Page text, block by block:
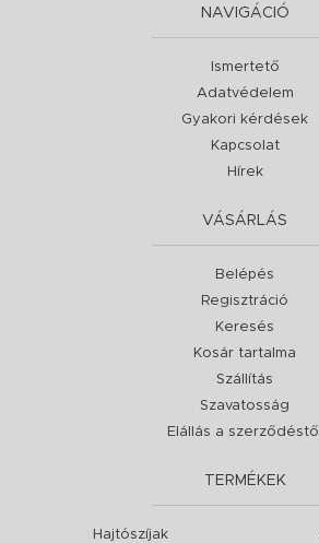
NAVIGÁCIÓ
Ismertető
Adatvédelem
Gyakori kérdések
Kapcsolat
Hírek
VÁSÁRLÁS
Belépés
Regisztráció
Keresés
Kosár tartalma
Szállítás
Szavatosság
Elállás a szerződéstől
TERMÉKEK
Hajtószíjak